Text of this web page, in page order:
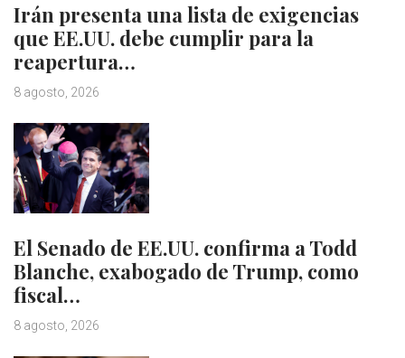
Irán presenta una lista de exigencias
que EE.UU. debe cumplir para la
reapertura…
8 agosto, 2026
El Senado de EE.UU. confirma a Todd
Blanche, exabogado de Trump, como
fiscal…
8 agosto, 2026